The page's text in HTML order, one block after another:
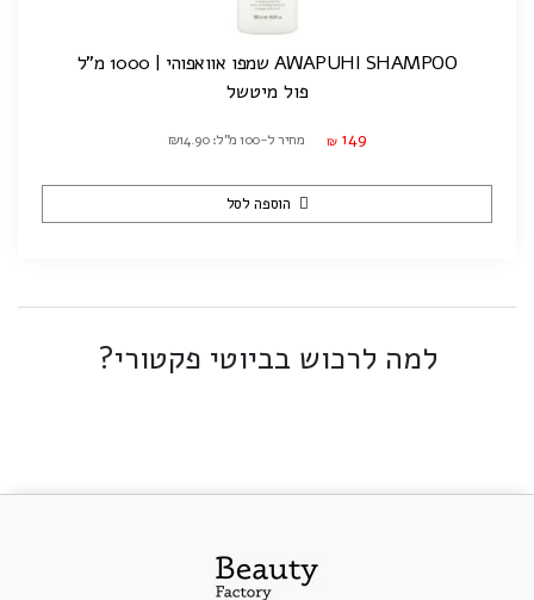
AWAPUHI SHAMPOO שמפו אוואפוהי | 1000 מ"ל
פול מיטשל
₪ 149 מחיר ל-100 מ"ל: ₪14.90
הוספה לסל
למה לרכוש בביוטי פקטורי?